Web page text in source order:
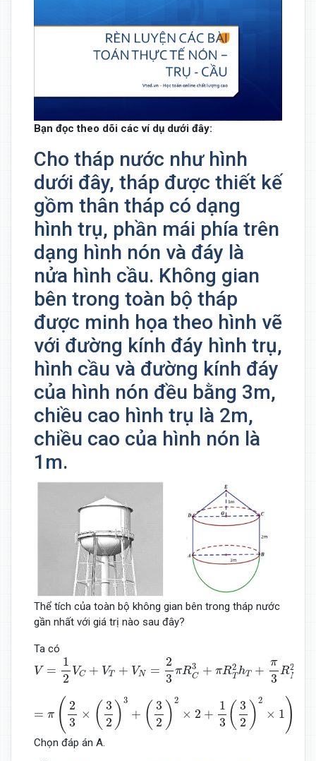
Bạn đọc theo dõi các ví dụ dưới đây:
Cho tháp nước như hình
dưới đây, tháp được thiết kế
gồm thân tháp có dạng
hình trụ, phần mái phía trên
dạng hình nón và đáy là
nửa hình cầu. Không gian
bên trong toàn bộ tháp
được minh họa theo hình vẽ
với đường kính đáy hình trụ,
hình cầu và đường kính đáy
của hình nón đều bằng 3m,
chiều cao hình trụ là 2m,
chiều cao của hình nón là
1m.
Thể tích của toàn bộ không gian bên trong tháp nước
gần nhất với giá trị nào sau đây?
Ta có
V =
1
2
VC + VT + VN =
2
3
πR3
C + πR2
T hT +
π
3
R2
N
V= 12 V C3 h
= π ( 2
3
× ( 3
2 ) 3
+ ( 3
2 ) 2
× 2 +
1
3 ( 3
2 ) 2
× 1 )
3 2 3( .
Chọn đáp án A.